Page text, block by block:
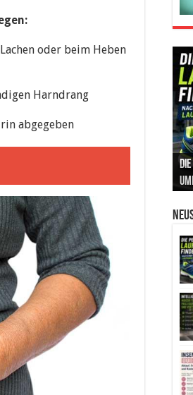
oder beim Heben
Harndrang
abgegeben